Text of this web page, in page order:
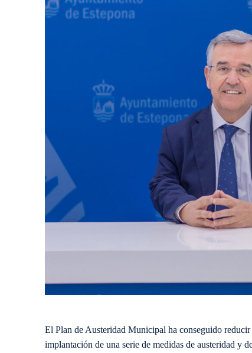
El Plan de Austeridad Municipal ha conseguido
implantación de una serie de medidas de austeridad y